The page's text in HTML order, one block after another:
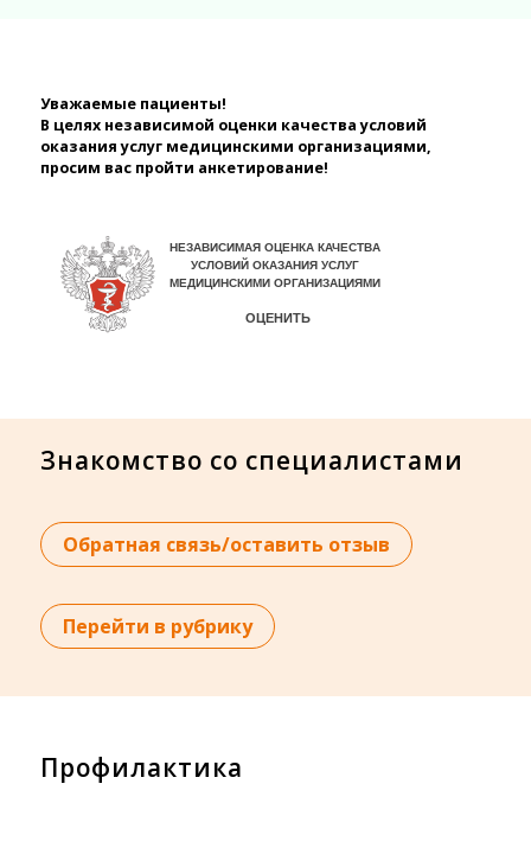
Уважаемые пациенты!
В целях независимой оценки качества условий
оказания услуг медицинскими организациями,
просим вас пройти анкетирование!
Знакомство со специалистами
Обратная связь/оставить отзыв
Перейти в рубрику
Профилактика